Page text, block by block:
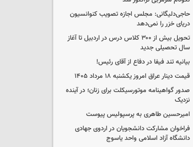
حاجی‌دلیگانی: مجلس اجازه تصویب کنوانسیون
دریای خزر را نمی‌دهد
تحویل بیش از ۳۰۰ کلاس درس در اردبیل تا آغاز
سال تحصیلی جدید
بیانیه تند فیفا در دفاع از آقای رئیس!
قیمت دینار عراق امروز یکشنبه ۱۸ مرداد ۱۴۰۵
صدور گواهینامه موتورسیکلت برای زنان؛ در آینده
نزدیک
امیرحسین طاهری به پرسپولیس پیوست
فراخوان مشارکت دانشجویان در اردوی جهادی
دانشگاه آزاد اسلامی واحد یاسوج